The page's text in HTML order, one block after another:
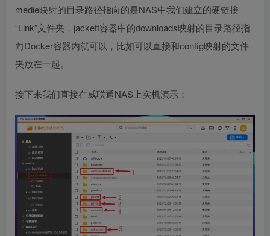
medie映射的目录路径指向的是NAS中我们建立的硬链接
“Link”文件夹，jackett容器中的downloads映射的目录路径指
向Docker容器内就可以，比如可以直接和config映射的文件
夹放在一起。
接下来我们直接在威联通NAS上实机演示：